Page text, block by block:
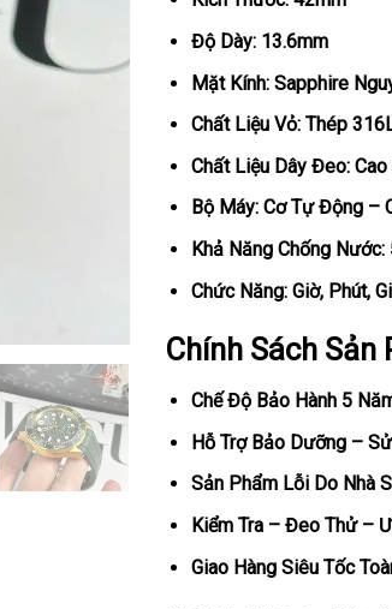
Độ Dày: 13.6mm
Mặt Kính: Sapphire
Chất Liệu Vỏ: Thép
Chất Liệu Dây Đeo:
Bộ Máy: Cơ Tự Động –
Khả Năng Chống Nước:
Chức Năng: Giờ, Phút,
Chính Sách Sản
Chế Độ Bảo Hành 5
Hỗ Trợ Bảo Dưỡng –
Sản Phẩm Lỗi Do Nhà
Kiểm Tra – Đeo Thử –
Giao Hàng Siêu Tốc